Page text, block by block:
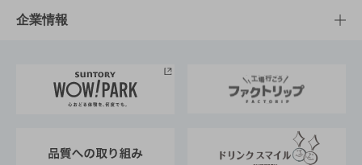
栄養成分一覧
工場見学
地域情報
サントリーホール
サントリーサンバーズ大阪
サステナビリティTOP
サントリーが考えるサステナビリティ経営
企業情報
企業概要